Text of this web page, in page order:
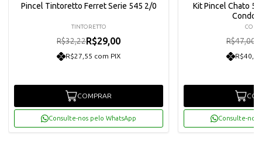
Pincel Tintoretto Ferret Serie 545 2/0
TINTORETTO
R$32,22R$29,00
R$27,55 com PIX
COMPRAR
Consulte-nos pelo WhatsApp
Kit Pincel Chato 5
Condor
R$47,00
Consulte-nos